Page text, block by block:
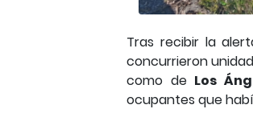
Tras recibir la
concurrieron
como de Los
ocupantes que